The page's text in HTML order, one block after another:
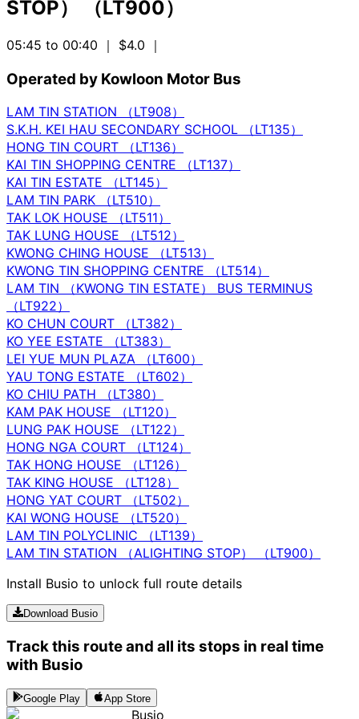
STOP） （LT900）
05:45 to 00:40 ｜ $4.0 ｜
Operated by Kowloon Motor Bus
LAM TIN STATION （LT908）
S.K.H. KEI HAU SECONDARY SCHOOL （LT135）
HONG TIN COURT （LT136）
KAI TIN SHOPPING CENTRE （LT137）
KAI TIN ESTATE （LT145）
LAM TIN PARK （LT510）
TAK LOK HOUSE （LT511）
TAK LUNG HOUSE （LT512）
KWONG CHING HOUSE （LT513）
KWONG TIN SHOPPING CENTRE （LT514）
LAM TIN （KWONG TIN ESTATE） BUS TERMINUS
（LT922）
KO CHUN COURT （LT382）
KO YEE ESTATE （LT383）
LEI YUE MUN PLAZA （LT600）
YAU TONG ESTATE （LT602）
KO CHIU PATH （LT380）
KAM PAK HOUSE （LT120）
LUNG PAK HOUSE （LT122）
HONG NGA COURT （LT124）
TAK HONG HOUSE （LT126）
TAK KING HOUSE （LT128）
HONG YAT COURT （LT502）
KAI WONG HOUSE （LT520）
LAM TIN POLYCLINIC （LT139）
LAM TIN STATION （ALIGHTING STOP） （LT900）
Install Busio to unlock full route details
Download Busio
Track this route and all its stops in real time
with Busio
Google Play App Store
Busio